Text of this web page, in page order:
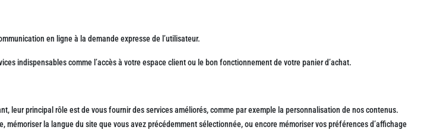
en ligne à la demande expresse de l’utilisateur.
indispensables comme l’accès à votre espace client ou le bon fonctionnement de votre panier d’achat.
principal rôle est de vous fournir des services améliorés, comme par exemple la personnalisation de nos contenus.
la langue du site que vous avez précédemment sélectionnée, ou encore mémoriser vos préférences d’affichage